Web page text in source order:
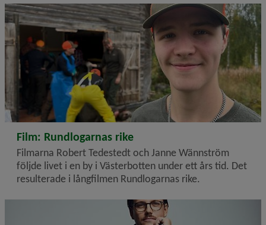
2026-08-03
Film: Rundlogarnas rike
Filmarna Robert Tedestedt och Janne Wännström
följde livet i en by i Västerbotten under ett års tid. Det
resulterade i långfilmen Rundlogarnas rike.